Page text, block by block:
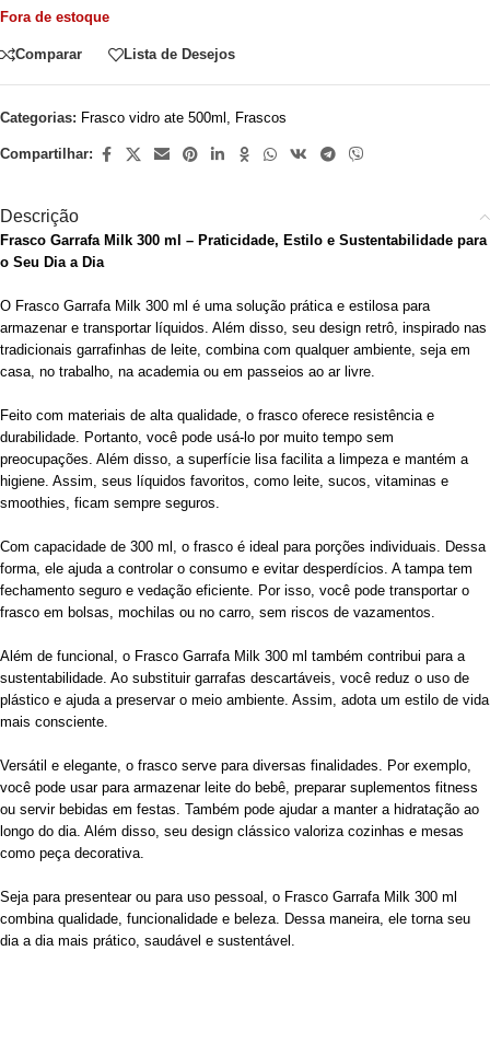
Fora de estoque
Comparar Lista de Desejos
Categorias: Frasco vidro ate 500ml Frascos
Compartilhar:
Descrição
Frasco Garrafa Milk 300 ml – Praticidade, Estilo e Sustentabilidade para
o Seu Dia a Dia
O Frasco Garrafa Milk 300 ml é uma solução prática e estilosa para
armazenar e transportar líquidos. Além disso, seu design retrô, inspirado nas
tradicionais garrafinhas de leite, combina com qualquer ambiente, seja em
casa, no trabalho, na academia ou em passeios ao ar livre.
Feito com materiais de alta qualidade, o frasco oferece resistência e
durabilidade. Portanto, você pode usá-lo por muito tempo sem
preocupações. Além disso, a superfície lisa facilita a limpeza e mantém a
higiene. Assim, seus líquidos favoritos, como leite, sucos, vitaminas e
smoothies, ficam sempre seguros.
Com capacidade de 300 ml, o frasco é ideal para porções individuais. Dessa
forma, ele ajuda a controlar o consumo e evitar desperdícios. A tampa tem
fechamento seguro e vedação eficiente. Por isso, você pode transportar o
frasco em bolsas, mochilas ou no carro, sem riscos de vazamentos.
Além de funcional, o Frasco Garrafa Milk 300 ml também contribui para a
sustentabilidade. Ao substituir garrafas descartáveis, você reduz o uso de
plástico e ajuda a preservar o meio ambiente. Assim, adota um estilo de vida
mais consciente.
Versátil e elegante, o frasco serve para diversas finalidades. Por exemplo,
você pode usar para armazenar leite do bebê, preparar suplementos fitness
ou servir bebidas em festas. Também pode ajudar a manter a hidratação ao
longo do dia. Além disso, seu design clássico valoriza cozinhas e mesas
como peça decorativa.
Seja para presentear ou para uso pessoal, o Frasco Garrafa Milk 300 ml
combina qualidade, funcionalidade e beleza. Dessa maneira, ele torna seu
dia a dia mais prático, saudável e sustentável.